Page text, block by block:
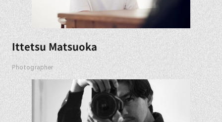
Ittetsu Matsuoka
Photographer